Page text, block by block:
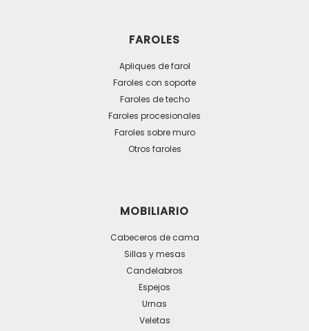
FAROLES
Apliques de farol
Faroles con soporte
Faroles de techo
Faroles procesionales
Faroles sobre muro
Otros faroles
MOBILIARIO
Cabeceros de cama
Sillas y mesas
Candelabros
Espejos
Urnas
Veletas